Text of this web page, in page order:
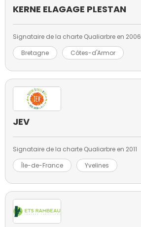
KERNE ELAGAGE PLESTAN
Signataire de la charte Qualiarbre en 2006
Bretagne
Côtes-d'Armor
JEV
Signataire de la charte Qualiarbre en 2011
Île-de-France
Yvelines